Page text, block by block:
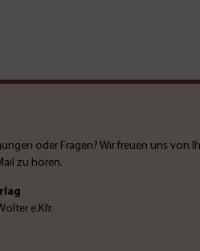
oder Fragen? Wir freuen uns von
zu hören.
e.Kfr.